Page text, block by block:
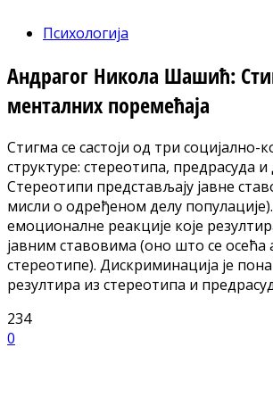
Психологија
Андрагог Никола Шашић:
менталних поремећаја
Стигма се састоји од три социјално-
структуре: стереотипа, предрасуда
Стереотипи представљају јавне
мисли о одређеном делу
емоционалне реакције које
јавним ставовима (оно што се осећа
стереотипе). Дискриминација је
резултира из стереотипа и
234
0